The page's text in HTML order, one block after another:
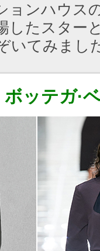
ョンハウス
したスター
いてみまし
ボッテガ·